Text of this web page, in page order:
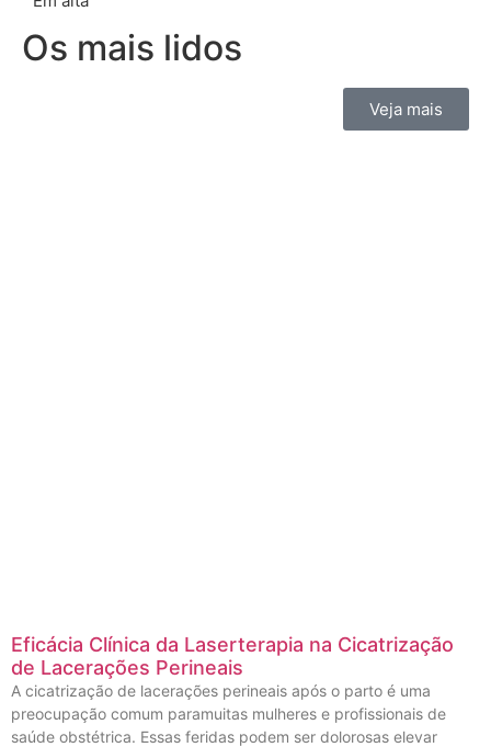
Os mais lidos
Veja mais
Eficácia Clínica da Laserterapia na Cicatrização
de Lacerações Perineais
A cicatrização de lacerações perineais após o parto é uma
preocupação comum paramuitas mulheres e profissionais de
saúde obstétrica. Essas feridas podem ser dolorosas elevar